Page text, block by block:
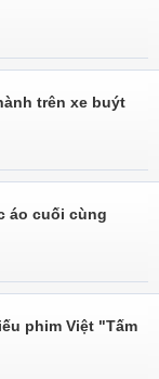
trên xe buýt
áo cuối cùng
phim Việt "Tấm